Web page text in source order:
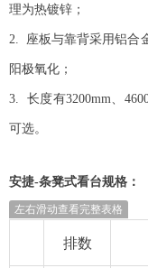
理为热镀锌；
2. 座板与靠背采用铝合
阳极氧化；
3. 长度有3200mm、
可选。
安捷-条凳式看台规格：
左右滑动查看完整表格
排数